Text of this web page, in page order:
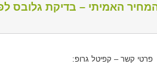
האמיתי – בדיקת גלובס
פרטי קשר – קפיטל גרופ: